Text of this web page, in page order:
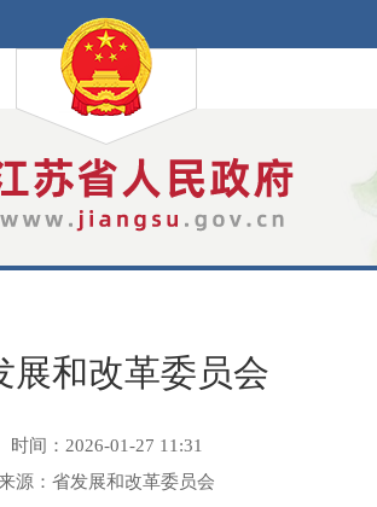
展和改革委员会
时间：2026-01-27 11:31
源：省发展和改革委员会